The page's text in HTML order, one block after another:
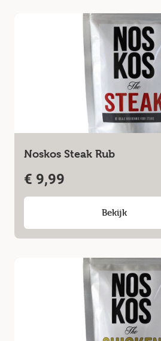
Noskos Steak Rub
€ 9,99
Bekijk